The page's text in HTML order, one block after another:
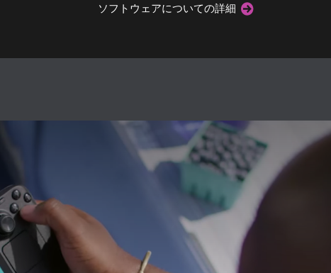
ソフトウェアについての詳細